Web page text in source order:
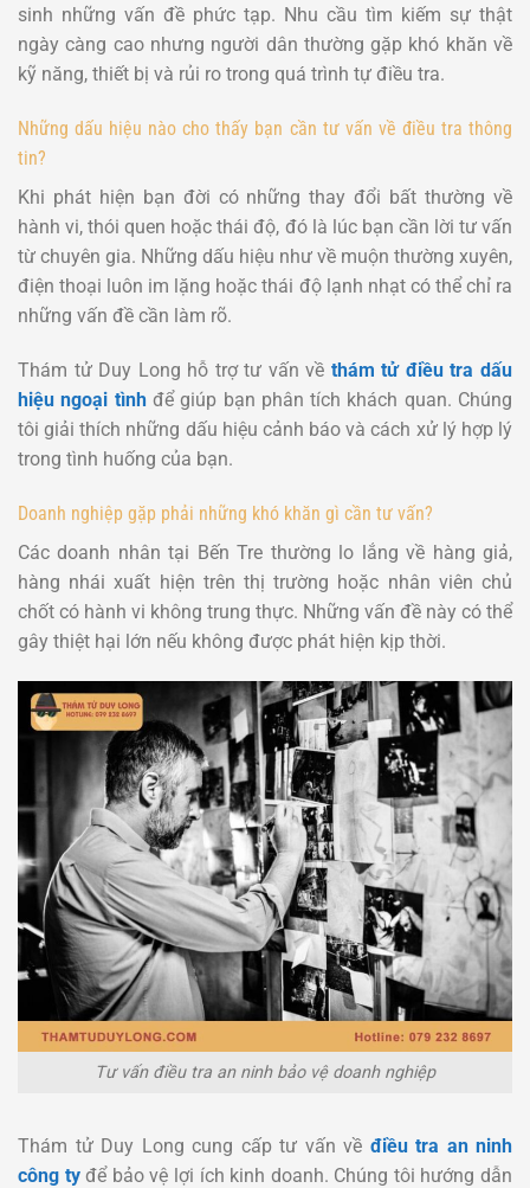
sinh những vấn đề phức tạp. Nhu cầu tìm kiếm sự thật
ngày càng cao nhưng người dân thường gặp khó khăn về
kỹ năng, thiết bị và rủi ro trong quá trình tự điều tra.
Những dấu hiệu nào cho thấy bạn cần tư vấn về điều tra thông
tin?
Khi phát hiện bạn đời có những thay đổi bất thường về
hành vi, thói quen hoặc thái độ, đó là lúc bạn cần lời tư vấn
từ chuyên gia. Những dấu hiệu như về muộn thường xuyên,
điện thoại luôn im lặng hoặc thái độ lạnh nhạt có thể chỉ ra
những vấn đề cần làm rõ.
Thám tử Duy Long hỗ trợ tư vấn về thám tử điều tra dấu
hiệu ngoại tìnhđể giúp bạn phân tích khách quan. Chúng
tôi giải thích những dấu hiệu cảnh báo và cách xử lý hợp lý
trong tình huống của bạn.
Doanh nghiệp gặp phải những khó khăn gì cần tư vấn?
Các doanh nhân tại Bến Tre thường lo lắng về hàng giả,
hàng nhái xuất hiện trên thị trường hoặc nhân viên chủ
chốt có hành vi không trung thực. Những vấn đề này có thể
gây thiệt hại lớn nếu không được phát hiện kịp thời.
Tư vấn điều tra an ninh bảo vệ doanh nghiệp
Thám tử Duy Long cung cấp tư vấn về điều tra an ninh
công tyđể bảo vệ lợi ích kinh doanh. Chúng tôi hướng dẫn